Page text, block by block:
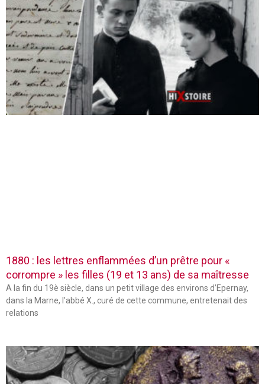
1880 : les lettres enflammées d’un prêtre pour «
corrompre » les filles (19 et 13 ans) de sa maîtresse
A la fin du 19è siècle, dans un petit village des environs d’Epernay,
dans la Marne, l’abbé X., curé de cette commune, entretenait des
relations